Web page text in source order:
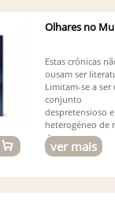
Olhares no
Estas crónicas
ousam ser
Limitam-se a ser
conjunto
despretensioso e
heterogéneo de
de...
ver mais